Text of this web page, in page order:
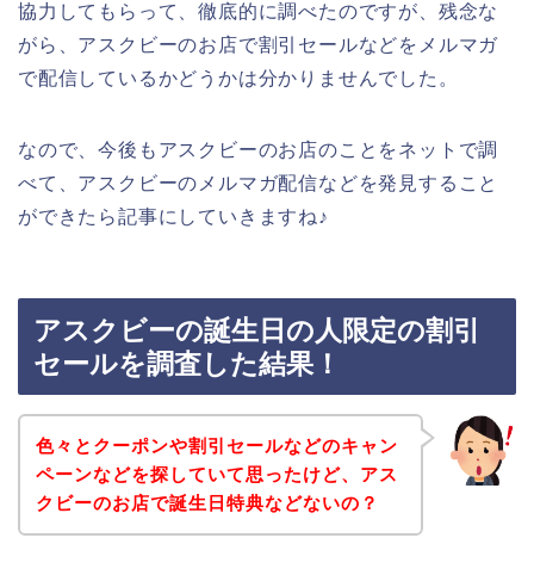
協力してもらって、徹底的に調べたのですが、残念な
がら、アスクビーのお店で割引セールなどをメルマガ
で配信しているかどうかは分かりませんでした。
なので、今後もアスクビーのお店のことをネットで調
べて、アスクビーのメルマガ配信などを発見すること
ができたら記事にしていきますね♪
アスクビーの誕生日の人限定の割引
セールを調査した結果！
色々とクーポンや割引セールなどのキャン
ペーンなどを探していて思ったけど、アス
クビーのお店で誕生日特典などないの？